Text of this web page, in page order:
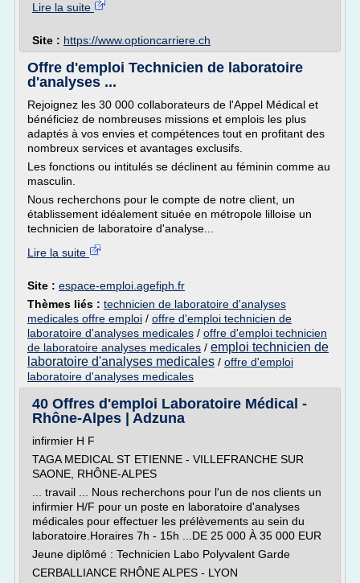
Lire la suite
Site : https://www.optioncarriere.ch
Offre d'emploi Technicien de laboratoire
d'analyses ...
Rejoignez les 30 000 collaborateurs de l'Appel Médical et
bénéficiez de nombreuses missions et emplois les plus
adaptés à vos envies et compétences tout en profitant des
nombreux services et avantages exclusifs.
Les fonctions ou intitulés se déclinent au féminin comme au
masculin.
Nous recherchons pour le compte de notre client, un
établissement idéalement située en métropole lilloise un
technicien de laboratoire d'analyse...
Lire la suite
Site : espace-emploi.agefiph.fr
Thèmes liés : technicien de laboratoire d'analyses
medicales offre emploi / offre d'emploi technicien de
laboratoire d'analyses medicales / offre d'emploi technicien
de laboratoire analyses medicales / emploi technicien de
laboratoire d'analyses medicales / offre d'emploi
laboratoire d'analyses medicales
40 Offres d'emploi Laboratoire Médical -
Rhône-Alpes | Adzuna
infirmier H F
TAGA MEDICAL ST ETIENNE - VILLEFRANCHE SUR
SAONE, RHÔNE-ALPES
... travail ... Nous recherchons pour l'un de nos clients un
infirmier H/F pour un poste en laboratoire d'analyses
médicales pour effectuer les prélèvements au sein du
laboratoire.Horaires 7h - 15h ...DE 25 000 À 35 000 EUR
Jeune diplômé : Technicien Labo Polyvalent Garde
CERBALLIANCE RHÔNE ALPES - LYON